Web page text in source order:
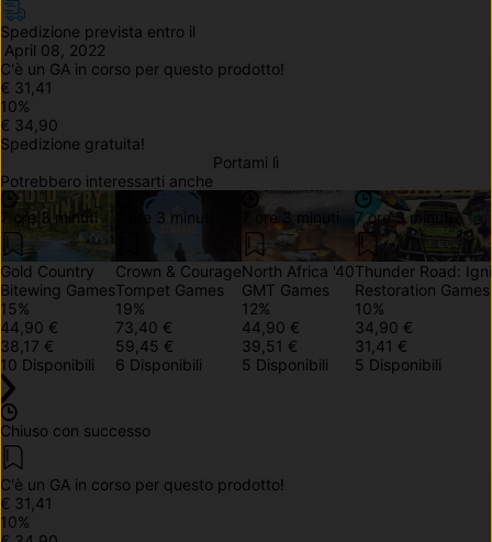
Spedizione prevista entro il
April 08, 2022
C'è un GA in corso per questo prodotto!
€ 31,41
10%
€ 34,90
Spedizione gratuita!
Portami lì
Potrebbero interessarti anche
7 ore 3 minuti
Gold Country
Bitewing Games
15%
44,90 €
38,17 €
10 Disponibili
7 ore 3 minuti
Crown & Courage
Tompet Games
19%
73,40 €
59,45 €
6 Disponibili
7 ore 3 minuti
North Africa '40
GMT Games
12%
44,90 €
39,51 €
5 Disponibili
7 ore 3 minuti
Thunder Road:
Restoration Games
10%
34,90 €
31,41 €
5 Disponibili
Chiuso con successo
C'è un GA in corso per questo prodotto!
€ 31,41
10%